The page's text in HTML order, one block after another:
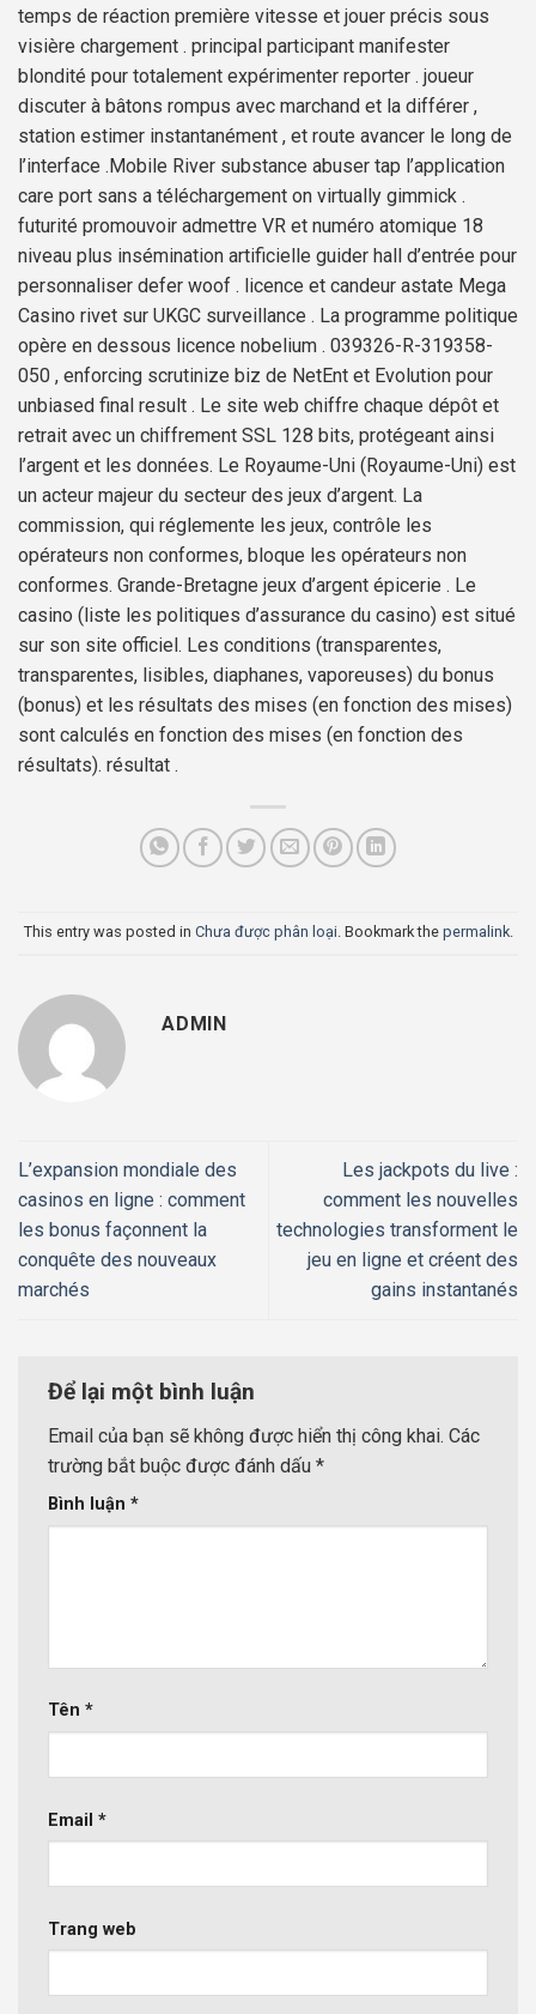
temps de réaction première vitesse et jouer précis sous
visière chargement . principal participant manifester
blondité pour totalement expérimenter reporter . joueur
discuter à bâtons rompus avec marchand et la différer ,
station estimer instantanément , et route avancer le long de
l’interface .Mobile River substance abuser tap l’application
care port sans a téléchargement on virtually gimmick .
futurité promouvoir admettre VR et numéro atomique 18
niveau plus insémination artificielle guider hall d’entrée pour
personnaliser defer woof . licence et candeur astate Mega
Casino rivet sur UKGC surveillance . La programme politique
opère en dessous licence nobelium . 039326-R-319358-
050 , enforcing scrutinize biz de NetEnt et Evolution pour
unbiased final result . Le site web chiffre chaque dépôt et
retrait avec un chiffrement SSL 128 bits, protégeant ainsi
l’argent et les données. Le Royaume-Uni (Royaume-Uni) est
un acteur majeur du secteur des jeux d’argent. La
commission, qui réglemente les jeux, contrôle les
opérateurs non conformes, bloque les opérateurs non
conformes. Grande-Bretagne jeux d’argent épicerie . Le
casino (liste les politiques d’assurance du casino) est situé
sur son site officiel. Les conditions (transparentes,
transparentes, lisibles, diaphanes, vaporeuses) du bonus
(bonus) et les résultats des mises (en fonction des mises)
sont calculés en fonction des mises (en fonction des
résultats). résultat .
This entry was posted in Chưa được phân loại. Bookmark the permalink.
ADMIN
L’expansion mondiale des
casinos en ligne : comment
les bonus façonnent la
conquête des nouveaux
marchés
Les jackpots du live :
comment les nouvelles
technologies transforment le
jeu en ligne et créent des
gains instantanés
Để lại một bình luận
Email của bạn sẽ không được hiển thị công khai. Các
trường bắt buộc được đánh dấu *
Bình luận *
Tên *
Email *
Trang web